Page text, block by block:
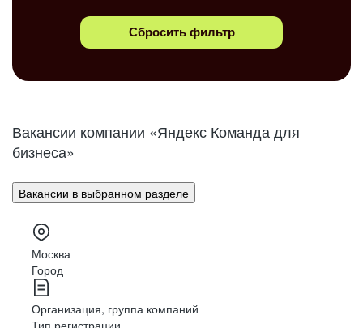
Сбросить фильтр
Вакансии компании «Яндекс Команда для
бизнеса»
Вакансии в выбранном разделе
Москва
Город
Организация, группа компаний
Тип регистрации